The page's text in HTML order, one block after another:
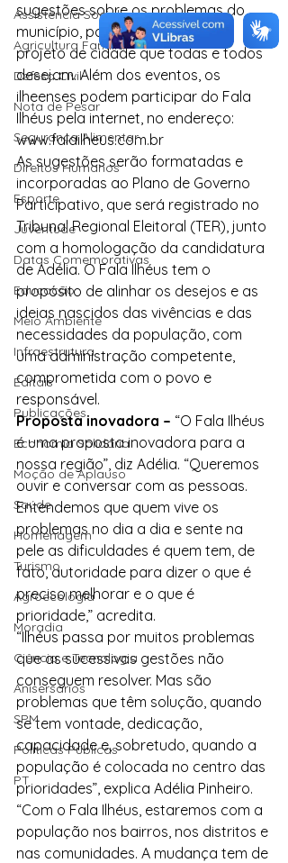
Assistência Social
Agricultura Familiar
Defesa Civil
Nota de Pesar
Segurança Alimentar
Direitos Humanos
Esporte
Juventude
Datas Comemorativas
Educação
Meio Ambiente
Infraestrutura
Editais
Publicações
Economia Solidária
Moção de Aplauso
Saúde
Homenagem
Turismo
Agroecologia
Moradia
Ciência e Tecnologia
Anisersários
SPM
Políticas Públicas
PT
sugestões sobre os problemas do
município, para a elaboração do
projeto de cidade que todas e todos
desejam. Além dos eventos, os
ilheenses podem participar do Fala
Ilhéus pela internet, no endereço:
www.falailheus.com.br
As sugestões serão formatadas e
incorporadas ao Plano de Governo
Participativo, que será registrado no
Tribunal Regional Eleitoral (TER), junto
com a homologação da candidatura
de Adélia. O Fala Ilhéus tem o
propósito de alinhar os desejos e as
ideias nascidos das vivências e das
necessidades da população, com
uma administração competente,
comprometida com o povo e
responsável.
Proposta inovadora – “O Fala Ilhéus
é uma proposta inovadora para a
nossa região”, diz Adélia. “Queremos
ouvir e conversar com as pessoas.
Entendemos que quem vive os
problemas no dia a dia e sente na
pele as dificuldades é quem tem, de
fato, autoridade para dizer o que é
preciso melhorar e o que é
prioridade,” acredita.
“Ilhéus passa por muitos problemas
que as sucessivas gestões não
conseguem resolver. Mas são
problemas que têm solução, quando
se tem vontade, dedicação,
capacidade e, sobretudo, quando a
população é colocada no centro das
prioridades”, explica Adélia Pinheiro.
“Com o Fala Ilhéus, estaremos com a
população nos bairros, nos distritos e
nas comunidades. A mudança tem de